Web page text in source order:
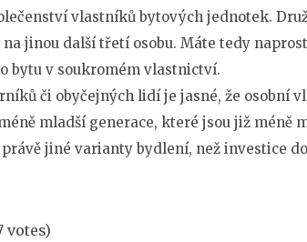
vlastníků bytových jednotek.
jinou další třetí osobu. Máte tedy
bytu v soukromém vlastnictví.
či obyčejných lidí je jasné, že osobní
mladší generace, které jsou již méně
jiné varianty bydlení, než investice
votes)